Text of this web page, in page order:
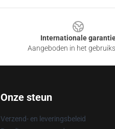
Internationale
Aangeboden in het
Onze steun
Verzend- en leveringsbeleid